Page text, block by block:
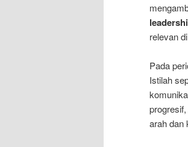
relevan
Pada
Istilah
arah dan